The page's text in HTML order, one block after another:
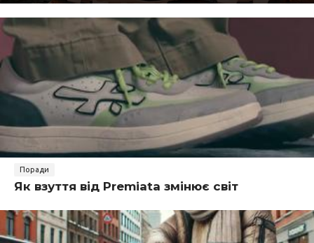
Поради
Як взуття від Premiata змінює світ